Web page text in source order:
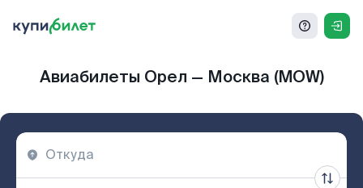
Авиабилеты Орел — Москва (MOW)